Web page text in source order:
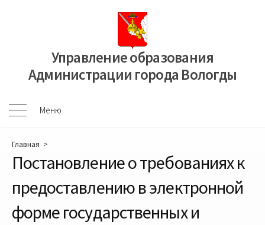
Управление образования
Администрации города Вологды
Меню
Меню
Главная >
Постановление о требованиях к
предоставлению в электронной
форме государственных и